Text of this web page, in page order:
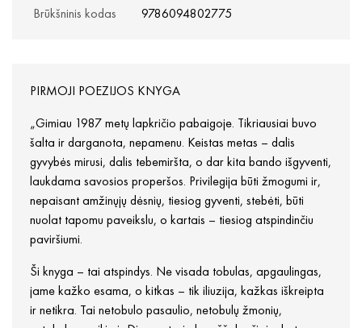
Brūkšninis kodas
9786094802775
PIRMOJI POEZIJOS KNYGA
„Gimiau 1987 metų lapkričio pabaigoje. Tikriausiai buvo
šalta ir darganota, nepamenu. Keistas metas – dalis
gyvybės mirusi, dalis tebemiršta, o dar kita bando išgyventi,
laukdama savosios properšos. Privilegija būti žmogumi ir,
nepaisant amžinųjų dėsnių, tiesiog gyventi, stebėti, būti
nuolat tapomu paveikslu, o kartais – tiesiog atspindinčiu
paviršiumi.
Ši knyga – tai atspindys. Ne visada tobulas, apgaulingas,
jame kažko esama, o kitkas – tik iliuzija, kažkas iškreipta
ir netikra. Tai netobulo pasaulio, netobulų žmonių,